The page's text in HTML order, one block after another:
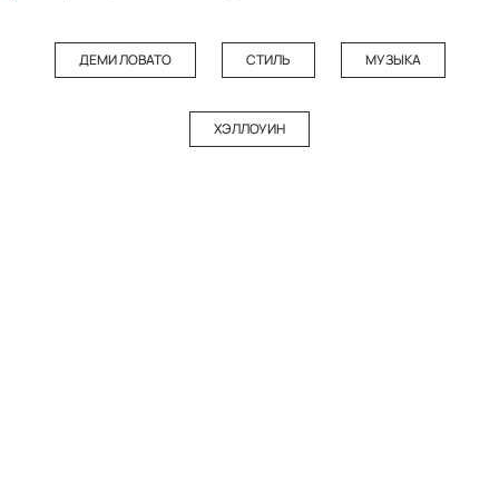
ДЕМИ ЛОВАТО СТИЛЬ МУЗЫКА
ХЭЛЛОУИН